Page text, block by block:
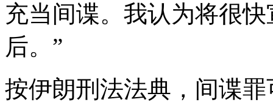
充当间谍。我认为将很
后。”
按伊朗刑法法典，间谍